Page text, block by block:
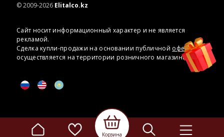
Корзина
© 2009-2026 Elitalco.kz
Сайт носит информационный характер и не является
рекламой.
Сделка купли-продажи на основании публичной оферты
осуществляется на территории розничного магазина.